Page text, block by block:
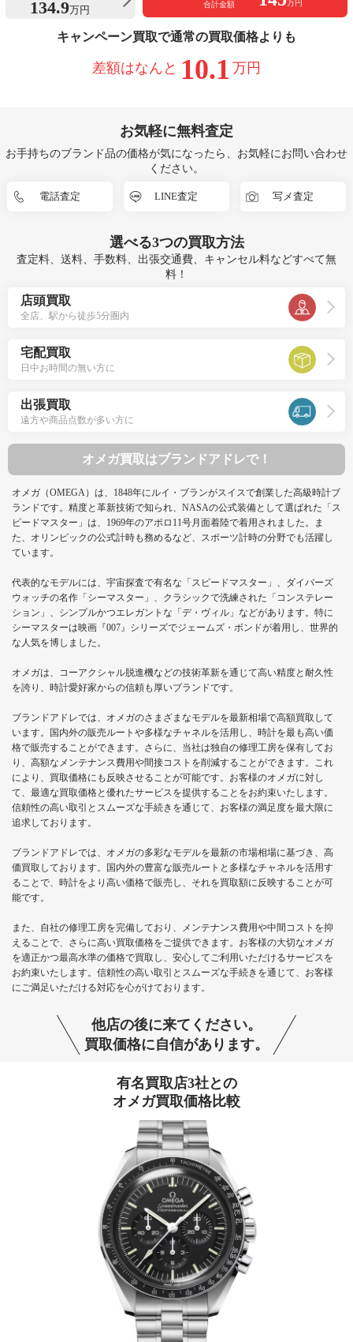
134.9万円 合計金額 万円
キャンペーン買取で通常の買取価格よりも
差額はなんと 10.1 万円
お気軽に無料査定
お手持ちのブランド品の価格が気になったら、お気軽にお問い合わせ
ください。
電話査定 LINE査定 写メ査定
選べる3つの買取方法
査定料、送料、手数料、出張交通費、キャンセル料などすべて無
料！
店頭買取
全店、駅から徒歩5分圏内
宅配買取
日中お時間の無い方に
出張買取
遠方や商品点数が多い方に
オメガ買取はブランドアドレで！
オメガ（OMEGA）は、1848年にルイ・ブランがスイスで創業した高級時計ブ
ランドです。精度と革新技術で知られ、NASAの公式装備として選ばれた「ス
ピードマスター」は、1969年のアポロ11号月面着陸で着用されました。ま
た、オリンピックの公式計時も務めるなど、スポーツ計時の分野でも活躍し
ています。
代表的なモデルには、宇宙探査で有名な「スピードマスター」、ダイバーズ
ウォッチの名作「シーマスター」、クラシックで洗練された「コンステレー
ション」、シンプルかつエレガントな「デ・ヴィル」などがあります。特に
シーマスターは映画『007』シリーズでジェームズ・ボンドが着用し、世界的
な人気を博しました。
オメガは、コーアクシャル脱進機などの技術革新を通じて高い精度と耐久性
を誇り、時計愛好家からの信頼も厚いブランドです。
ブランドアドレでは、オメガのさまざまなモデルを最新相場で高額買取して
います。国内外の販売ルートや多様なチャネルを活用し、時計を最も高い価
格で販売することができます。さらに、当社は独自の修理工房を保有してお
り、高額なメンテナンス費用や間接コストを削減することができます。これ
により、買取価格にも反映させることが可能です。お客様のオメガに対し
て、最適な買取価格と優れたサービスを提供することをお約束いたします。
信頼性の高い取引とスムーズな手続きを通じて、お客様の満足度を最大限に
追求しております。
ブランドアドレでは、オメガの多彩なモデルを最新の市場相場に基づき、高
価買取しております。国内外の豊富な販売ルートと多様なチャネルを活用す
ることで、時計をより高い価格で販売し、それを買取額に反映することが可
能です。
また、自社の修理工房を完備しており、メンテナンス費用や中間コストを抑
えることで、さらに高い買取価格をご提供できます。お客様の大切なオメガ
を適正かつ最高水準の価格で買取し、安心してご利用いただけるサービスを
お約束いたします。信頼性の高い取引とスムーズな手続きを通じて、お客様
にご満足いただける対応を心がけております。
他店の後に来てください。
買取価格に自信があります。
有名買取店3社との
オメガ買取価格比較